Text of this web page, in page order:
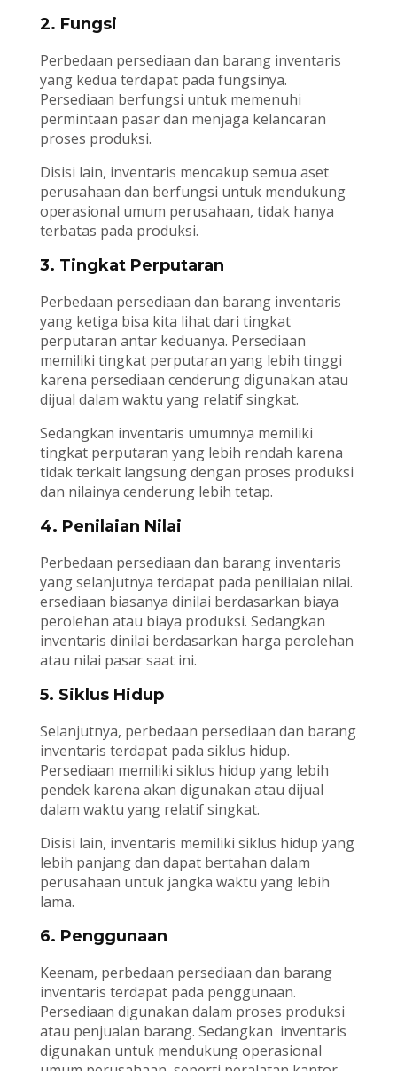
2. Fungsi
Perbedaan persediaan dan barang inventaris
yang kedua terdapat pada fungsinya.
Persediaan berfungsi untuk memenuhi
permintaan pasar dan menjaga kelancaran
proses produksi.
Disisi lain, inventaris mencakup semua aset
perusahaan dan berfungsi untuk mendukung
operasional umum perusahaan, tidak hanya
terbatas pada produksi.
3. Tingkat Perputaran
Perbedaan persediaan dan barang inventaris
yang ketiga bisa kita lihat dari tingkat
perputaran antar keduanya. Persediaan
memiliki tingkat perputaran yang lebih tinggi
karena persediaan cenderung digunakan atau
dijual dalam waktu yang relatif singkat.
Sedangkan inventaris umumnya memiliki
tingkat perputaran yang lebih rendah karena
tidak terkait langsung dengan proses produksi
dan nilainya cenderung lebih tetap.
4. Penilaian Nilai
Perbedaan persediaan dan barang inventaris
yang selanjutnya terdapat pada peniliaian nilai.
ersediaan biasanya dinilai berdasarkan biaya
perolehan atau biaya produksi. Sedangkan
inventaris dinilai berdasarkan harga perolehan
atau nilai pasar saat ini.
5. Siklus Hidup
Selanjutnya, perbedaan persediaan dan barang
inventaris terdapat pada siklus hidup.
Persediaan memiliki siklus hidup yang lebih
pendek karena akan digunakan atau dijual
dalam waktu yang relatif singkat.
Disisi lain, inventaris memiliki siklus hidup yang
lebih panjang dan dapat bertahan dalam
perusahaan untuk jangka waktu yang lebih
lama.
6. Penggunaan
Keenam, perbedaan persediaan dan barang
inventaris terdapat pada penggunaan.
Persediaan digunakan dalam proses produksi
atau penjualan barang. Sedangkan inventaris
digunakan untuk mendukung operasional